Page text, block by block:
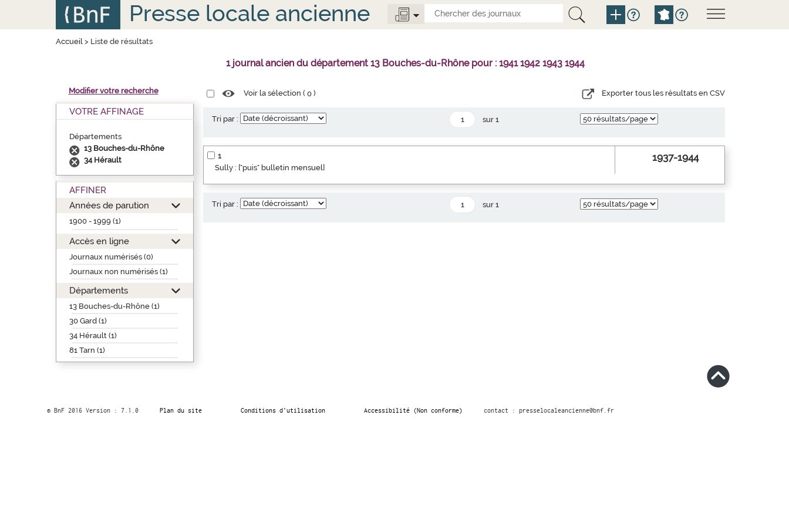
Presse locale ancienne
Accueil> Liste de résultats
1 journal ancien du département 13 Bouches-du-Rhône pour : 1941 1942 1943 1944
Modifier votre recherche
VOTRE AFFINAGE
Départements
13 Bouches-du-Rhône
34 Hérault
AFFINER
Années de parution
1900 - 1999 (1)
Accès en ligne
Journaux numérisés (0)
Journaux non numérisés (1)
Départements
13 Bouches-du-Rhône (1)
30 Gard (1)
34 Hérault (1)
81 Tarn (1)
Voir la sélection (0 ) Exporter tous les résultats en CSV
Tri par : sur 1
1
Sully : ["puis" bulletin mensuel]
1937-1944
Tri par : sur 1
© BnF 2016 Version : 7.1.0 Plan du site Conditions d’utilisation Accessibilité (Non conforme) contact : presselocaleancienne@bnf.fr
Panneau de gestion des cookies